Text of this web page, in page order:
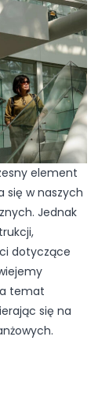
element
się w naszych
Jednak
dotyczące
temat
się na